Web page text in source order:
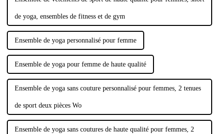
de yoga, ensembles de fitness et de gym
Ensemble de yoga personnalisé pour femme
Ensemble de yoga pour femme de haute qualité
Ensemble de yoga sans couture personnalisé pour femmes, 2 tenues
de sport deux pièces Wo
Ensemble de yoga sans coutures de haute qualité pour femmes, 2